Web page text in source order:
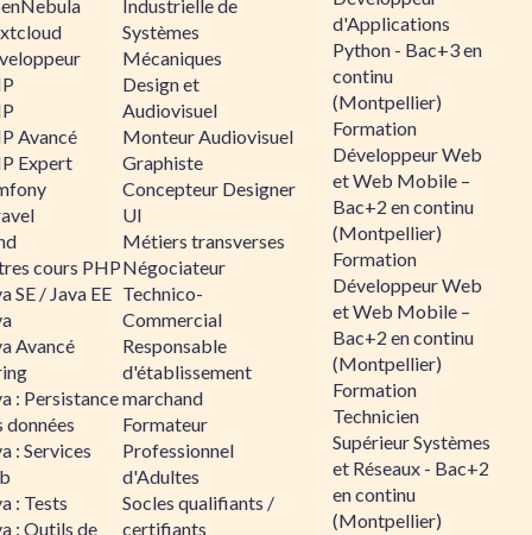
Avancé
Expert
cours PHP
SE / Java EE
Avancé
: Persistance
données
: Services
: Tests
: Outils de
Industrielle de
Systèmes
Mécaniques
Design et
Audiovisuel
Monteur Audiovisuel
Graphiste
Concepteur Designer
UI
Métiers transverses
Négociateur
Technico-
Commercial
Responsable
d'établissement
marchand
Formateur
Professionnel
d'Adultes
Socles qualifiants /
certifiants
d'Applications
Python - Bac+3 en
continu
(Montpellier)
Formation
Développeur Web
et Web Mobile –
Bac+2 en continu
(Montpellier)
Formation
Développeur Web
et Web Mobile –
Bac+2 en continu
(Montpellier)
Formation
Technicien
Supérieur Systèmes
et Réseaux - Bac+2
en continu
(Montpellier)